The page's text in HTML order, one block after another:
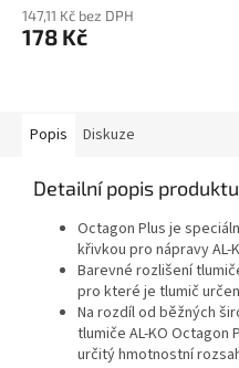
147,11 Kč bez DPH
178 Kč
Popis Diskuze
Detailní popis produktu
Octagon Plus je
křivkou pro nápravy AL-
Barevné rozlišení
pro které je tlumič
Na rozdíl od běžných
tlumiče AL-KO Octagon
určitý hmotnostní